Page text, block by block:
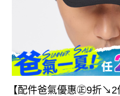
【配件爸氣優惠㊣9折